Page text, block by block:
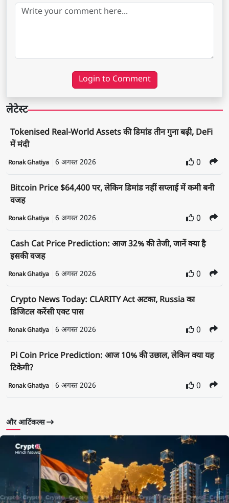
Login to Comment
लेटेस्ट
Tokenised Real-World Assets की डिमांड तीन गुना बढ़ी, DeFi
में मंदी
Ronak Ghatiya 6 अगस्त 2026 0
Bitcoin Price $64,400 पर, लेकिन डिमांड नहीं सप्लाई में कमी बनी
वजह
Ronak Ghatiya 6 अगस्त 2026 0
Cash Cat Price Prediction: आज 32% की तेजी, जानें क्या है
इसकी वजह
Ronak Ghatiya 6 अगस्त 2026 0
Crypto News Today: CLARITY Act अटका, Russia का
डिजिटल करेंसी एक्ट पास
Ronak Ghatiya 6 अगस्त 2026 0
Pi Coin Price Prediction: आज 10% की उछाल, लेकिन क्या यह
टिकेगी?
Ronak Ghatiya 6 अगस्त 2026 0
और आर्टिकल्स